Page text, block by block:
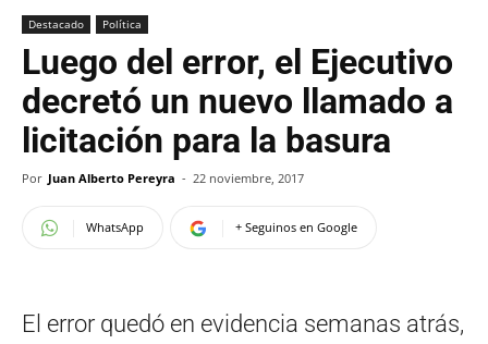
Destacado Política
Luego del error, el Ejecutivo
decretó un nuevo llamado a
licitación para la basura
Por Juan Alberto Pereyra - 22 noviembre, 2017
WhatsApp + Seguinos en Google
El error quedó en evidencia semanas atrás,